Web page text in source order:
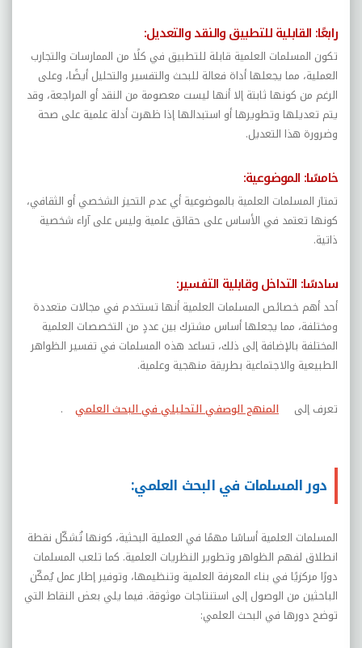
رابعًا: القابلية للتطبيق والنقد والتعديل:
تكون المسلمات العلمية قابلة للتطبيق في كلًا من الممارسات والتجارب
العملية، مما يجعلها أداة فعالة للبحث والتفسير والتحليل أيضًا، وعلى
الرغم من كونها ثابتة إلا أنها ليست معصومة من النقد أو المراجعة، وقد
يتم تعديلها وتطويرها أو استبدالها إذا ظهرت أدلة علمية على صحة
وضرورة هذا التعديل.
خامسًا: الموضوعية:
تمتاز المسلمات العلمية بالموضوعية أي عدم التحيز الشخصي أو الثقافي،
كونها تعتمد في الأساس على حقائق علمية وليس على آراء شخصية
ذاتية.
سادسًا: التداخل وقابلية التفسير:
أحد أهم خصائص المسلمات العلمية أنها تستخدم في مجالات متعددة
ومختلفة، مما يجعلها أساس مشترك بين عددٍ من التخصصات العلمية
المختلفة بالإضافة إلى ذلك، تساعد هذه المسلمات في تفسير الظواهر
الطبيعية والاجتماعية بطريقة منهجية وعلمية.
تعرف إلى المنهج الوصفي التحليلي في البحث العلمي .
دور المسلمات في البحث العلمي:
المسلمات العلمية أساسًا مهمًا في العملية البحثية، كونها تُشكّل نقطة
انطلاق لفهم الظواهر وتطوير النظريات العلمية. كما تلعب المسلمات
دورًا مركزيًا في بناء المعرفة العلمية وتنظيمها، وتوفير إطار عمل يُمكّن
الباحثين من الوصول إلى استنتاجات موثوقة. فيما يلي بعض النقاط التي
توضح دورها في البحث العلمي: